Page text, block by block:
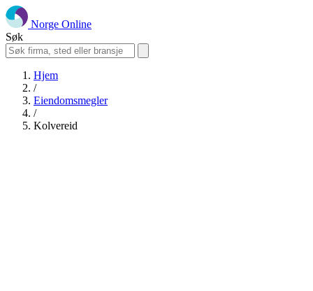
Norge Online
Søk
Hjem
/
Eiendomsmegler
/
Kolvereid